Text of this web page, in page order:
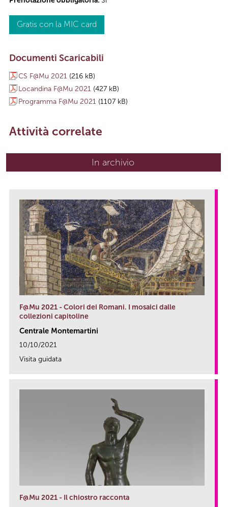
Gratis con la MIC card
Documenti Scaricabili
CS F@Mu 2021 (216 kB)
Locandina F@Mu 2021 (427 kB)
Programma F@Mu 2021 (1107 kB)
Attività correlate
In archivio
F@Mu 2021 - Colori dei Romani. I mosaici dalle
collezioni capitoline
Centrale Montemartini
10/10/2021
Visita guidata
F@Mu 2021 - Il chiostro racconta